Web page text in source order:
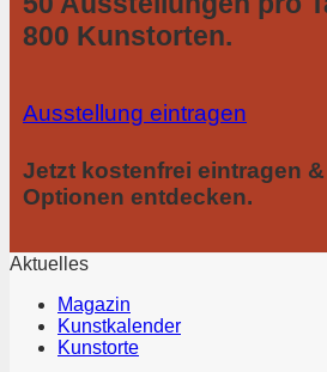
800 Kunstorten.
Ausstellung eintragen
Jetzt kostenfrei eintragen
Optionen entdecken.
Aktuelles
Magazin
Kunstkalender
Kunstorte